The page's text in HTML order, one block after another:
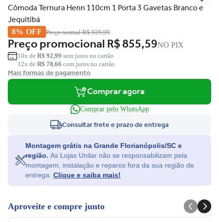
Cômoda Ternura Henn 110cm 1 Porta 3 Gavetas Branco e
Jequitibá
8% OFF Preço normalR$ 929,99
Preço promocionalR$ 855,59NO PIX
10x de R$ 92,99 sem juros no cartão
12x de R$ 78,66 com juros no cartão
Mais formas de pagamento
Comprar agora
Comprar pelo WhatsApp
Consultar frete e prazo de entrega
Montagem grátis na Grande Florianópolis/SC e
região.
montagem, instalação e reparos fora da sua região de
entrega. Clique e saiba mais!
Aproveite e compre junto